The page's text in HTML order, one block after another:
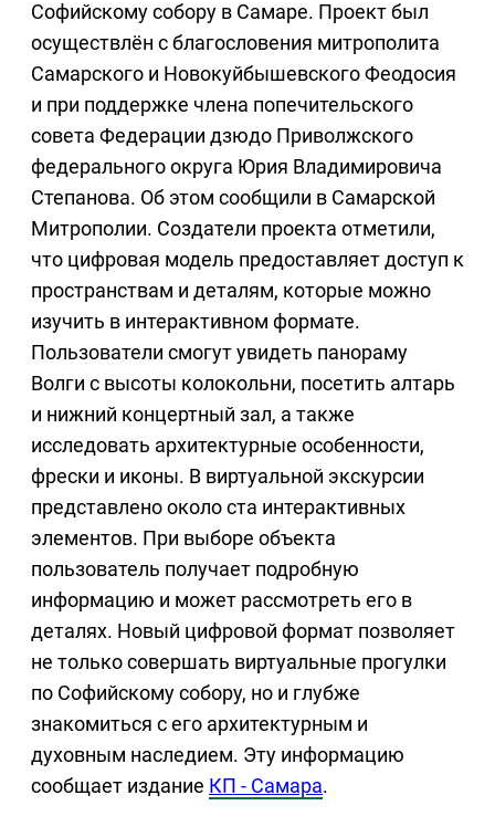
Софийскому собору в Самаре. Проект был
осуществлён с благословения митрополита
Самарского и Новокуйбышевского Феодосия
и при поддержке члена попечительского
совета Федерации дзюдо Приволжского
федерального округа Юрия Владимировича
Степанова. Об этом сообщили в Самарской
Митрополии. Создатели проекта отметили,
что цифровая модель предоставляет доступ к
пространствам и деталям, которые можно
изучить в интерактивном формате.
Пользователи смогут увидеть панораму
Волги с высоты колокольни, посетить алтарь
и нижний концертный зал, а также
исследовать архитектурные особенности,
фрески и иконы. В виртуальной экскурсии
представлено около ста интерактивных
элементов. При выборе объекта
пользователь получает подробную
информацию и может рассмотреть его в
деталях. Новый цифровой формат позволяет
не только совершать виртуальные прогулки
по Софийскому собору, но и глубже
знакомиться с его архитектурным и
духовным наследием. Эту информацию
сообщает издание КП - Самара.